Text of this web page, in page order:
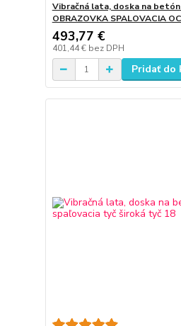
Vibračná lata, doska na betón
OBRAZOVKA SPALOVACIA
493,77 €
401,44 € bez DPH
Pridať do